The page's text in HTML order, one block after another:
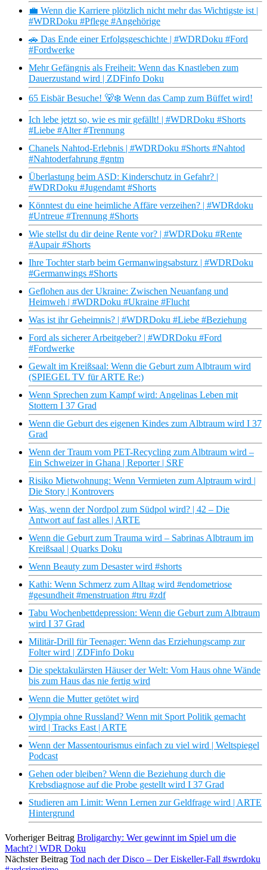
💼 Wenn die Karriere plötzlich nicht mehr das Wichtigste ist |
#WDRDoku #Pflege #Angehörige
🚗 Das Ende einer Erfolgsgeschichte | #WDRDoku #Ford
#Fordwerke
Mehr Gefängnis als Freiheit: Wenn das Knastleben zum
Dauerzustand wird | ZDFinfo Doku
65 Eisbär Besuche! 🐻‍❄️ Wenn das Camp zum Büffet wird!
Ich lebe jetzt so, wie es mir gefällt! | #WDRDoku #Shorts
#Liebe #Alter #Trennung
Chanels Nahtod-Erlebnis | #WDRDoku #Shorts #Nahtod
#Nahtoderfahrung #gntm
Überlastung beim ASD: Kinderschutz in Gefahr? |
#WDRDoku #Jugendamt #Shorts
Könntest du eine heimliche Affäre verzeihen? | #WDRdoku
#Untreue #Trennung #Shorts
Wie stellst du dir deine Rente vor? | #WDRDoku #Rente
#Aupair #Shorts
Ihre Tochter starb beim Germanwingsabsturz | #WDRDoku
#Germanwings #Shorts
Geflohen aus der Ukraine: Zwischen Neuanfang und
Heimweh | #WDRDoku #Ukraine #Flucht
Was ist ihr Geheimnis? | #WDRDoku #Liebe #Beziehung
Ford als sicherer Arbeitgeber? | #WDRDoku #Ford
#Fordwerke
Gewalt im Kreißsaal: Wenn die Geburt zum Albtraum wird
(SPIEGEL TV für ARTE Re:)
Wenn Sprechen zum Kampf wird: Angelinas Leben mit
Stottern I 37 Grad
Wenn die Geburt des eigenen Kindes zum Albtraum wird I 37
Grad
Wenn der Traum vom PET-Recycling zum Albtraum wird –
Ein Schweizer in Ghana | Reporter | SRF
Risiko Mietwohnung: Wenn Vermieten zum Alptraum wird |
Die Story | Kontrovers
Was, wenn der Nordpol zum Südpol wird? | 42 – Die
Antwort auf fast alles | ARTE
Wenn die Geburt zum Trauma wird – Sabrinas Albtraum im
Kreißsaal | Quarks Doku
Wenn Beauty zum Desaster wird #shorts
Kathi: Wenn Schmerz zum Alltag wird #endometriose
#gesundheit #menstruation #tru #zdf
Tabu Wochenbettdepression: Wenn die Geburt zum Albtraum
wird I 37 Grad
Militär-Drill für Teenager: Wenn das Erziehungscamp zur
Folter wird | ZDFinfo Doku
Die spektakulärsten Häuser der Welt: Vom Haus ohne Wände
bis zum Haus das nie fertig wird
Wenn die Mutter getötet wird
Olympia ohne Russland? Wenn mit Sport Politik gemacht
wird | Tracks East | ARTE
Wenn der Massentourismus einfach zu viel wird | Weltspiegel
Podcast
Gehen oder bleiben? Wenn die Beziehung durch die
Krebsdiagnose auf die Probe gestellt wird I 37 Grad
Studieren am Limit: Wenn Lernen zur Geldfrage wird | ARTE
Hintergrund
Vorheriger Beitrag Broligarchy: Wer gewinnt im Spiel um die
Macht? | WDR Doku
Nächster Beitrag Tod nach der Disco – Der Eiskeller-Fall #swrdoku